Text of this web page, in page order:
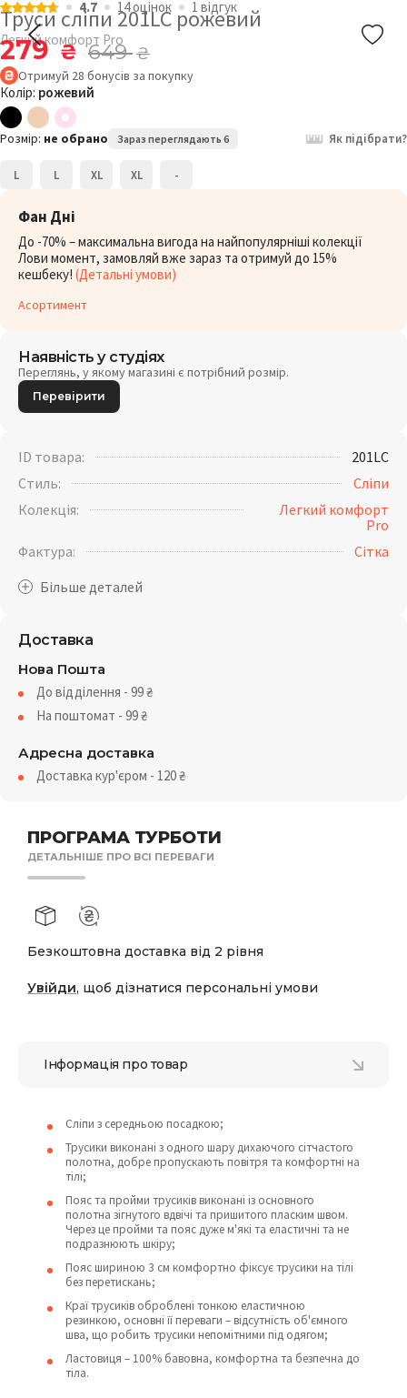
4.7 14 оцiнок 1 відгук
Труси сліпи 201LC рожевий
Легкий комфорт Pro
279₴ 649₴
Отримуй 28 бонусів за покупку
Колір: рожевий
Розмір: не обрано Зараз переглядають 6 Як підібрати?
L L XL XL -
Фан Дні
До -70% – максимальна вигода на найпопулярніші колекції
Лови момент, замовляй вже зараз та отримуй до 15%
кешбеку! (Детальні умови)
Асортимент
ПРОГРАМА ТУРБОТИ
ДЕТАЛЬНІШЕ ПРО ВСІ ПЕРЕВАГИ
Безкоштовна доставка від 2 рівня
Увійди, щоб дізнатися персональні умови
Наявність у студіях
Переглянь, у якому магазині є потрібний розмір.
Перевірити
ID товара:
201LC
Стиль:
Сліпи
Колекція:
Легкий комфорт
Pro
Фактура:
Сітка
Доставка
Нова Пошта
До відділення - 99₴
На поштомат - 99₴
Адресна доставка
Доставка кур'єром - 120₴
Інформація про товар
Сліпи з середньою посадкою;
Трусики виконані з одного шару дихаючого сітчастого
полотна, добре пропускають повітря та комфортні на
тілі;
Пояс та пройми трусиків виконані із основного
полотна зігнутого вдвічі та пришитого пласким швом.
Через це пройми та пояс дуже м'які та еластичні та не
подразнюють шкіру;
Пояс шириною 3 см комфортно фіксує трусики на тілі
без перетискань;
Краї трусиків оброблені тонкою еластичною
резинкою, основні її переваги – відсутність об'ємного
шва, що робить трусики непомітними під одягом;
Ластовиця – 100% бавовна, комфортна та безпечна до
тіла.